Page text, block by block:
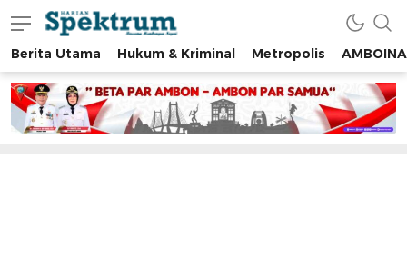
spektrumonline.com
Berita Utama Hukum & Kriminal Metropolis AMBOINA